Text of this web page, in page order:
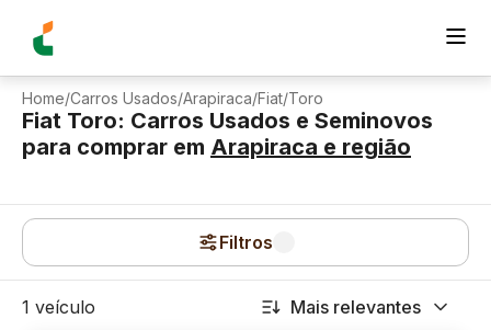
Home/Carros Usados/Arapiraca/Fiat/Toro
Fiat Toro: Carros Usados e Seminovos
para comprar em Arapiraca e região
Filtros
1 veículo Mais relevantes